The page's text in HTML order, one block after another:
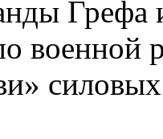
Грефа
военной